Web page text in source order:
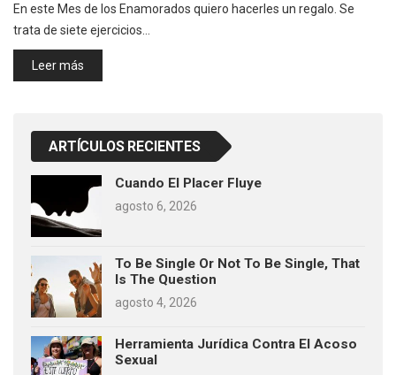
En este Mes de los Enamorados quiero hacerles un regalo. Se
trata de siete ejercicios…
Leer más
ARTÍCULOS RECIENTES
Cuando El Placer Fluye
agosto 6, 2026
To Be Single Or Not To Be Single, That
Is The Question
agosto 4, 2026
Herramienta Jurídica Contra El Acoso
Sexual